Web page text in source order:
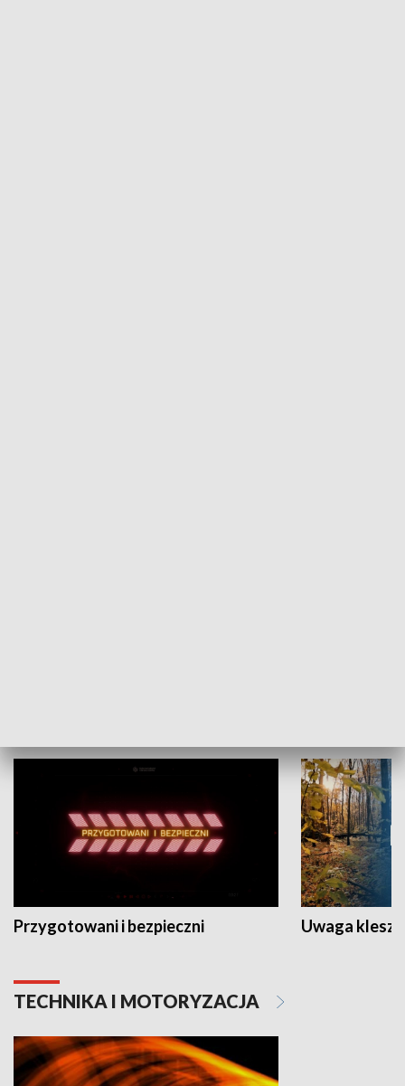
Przygotowani i bezpieczni Uwaga
TECHNIKA I MOTORYZACJA